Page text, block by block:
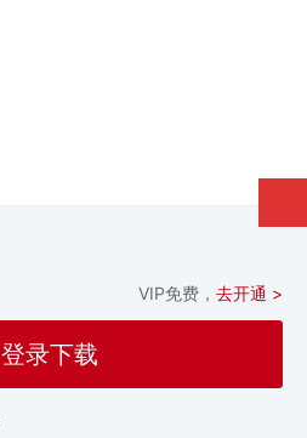
VIP免费， 去开通 >
登录下载